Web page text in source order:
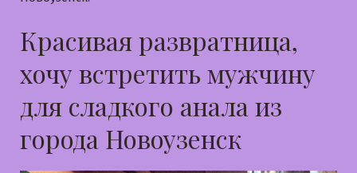
Красивая развратница,
хочу встретить мужчину
для сладкого анала из
города Новоузенск